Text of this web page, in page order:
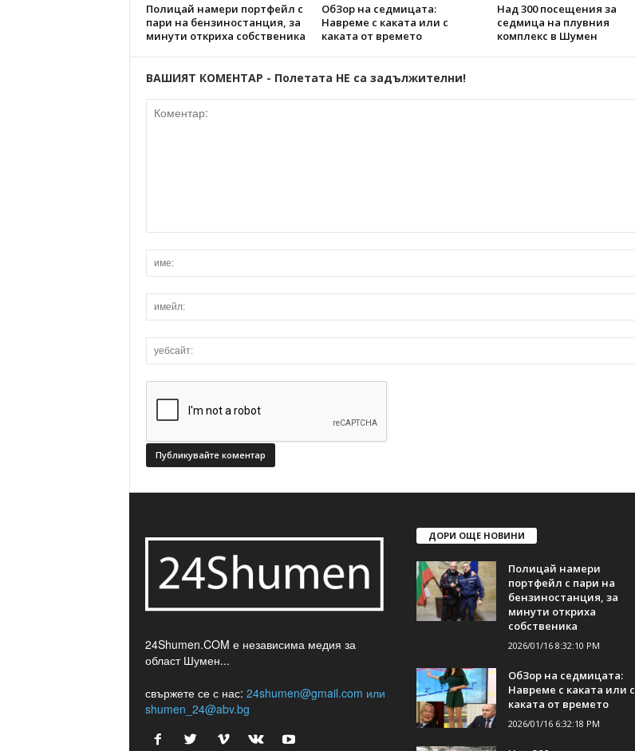
Полицай намери портфейл с
пари на бензиностанция, за
минути откриха собственика
ОбЗор на седмицата:
Навреме с каката или с
каката от времето
Над 300 посещения за
седмица на плувния
комплекс в Шумен
ВАШИЯТ КОМЕНТАР - Полетата НЕ са задължителни!
24Shumen.COM е независима медия за
област Шумен...
свържете се с нас: 24shumen@gmail.com или
shumen_24@abv.bg
ДОРИ ОЩЕ НОВИНИ
Полицай намери
портфейл с пари на
бензиностанция, за
минути откриха
собственика
2026/01/16 8:32:10 PM
ОбЗор на седмицата:
Навреме с каката или с
каката от времето
2026/01/16 6:32:18 PM